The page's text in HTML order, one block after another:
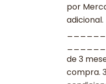
por
adicional.
de 3
compra.